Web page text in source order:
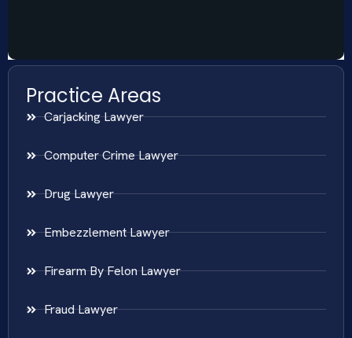
Practice Areas
Carjacking Lawyer
Computer Crime Lawyer
Drug Lawyer
Embezzlement Lawyer
Firearm By Felon Lawyer
Fraud Lawyer